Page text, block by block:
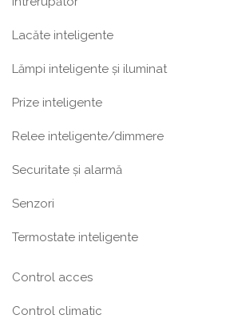
Lacăte inteligente
Lămpi inteligente și iluminat
Prize inteligente
Relee inteligente/dimmere
Securitate și alarmă
Senzori
Termostate inteligente
Control acces
Control climatic